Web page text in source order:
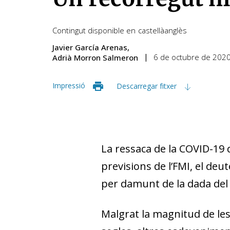
Contingut disponible en castellàanglès
Javier García Arenas
Adrià Morron Salmeron
6 de octubre de
Impressió Descarregar fitxer
La ressaca de la COVID-
previsions de l’FMI, el
per damunt de la dada del
Malgrat la magnitud de